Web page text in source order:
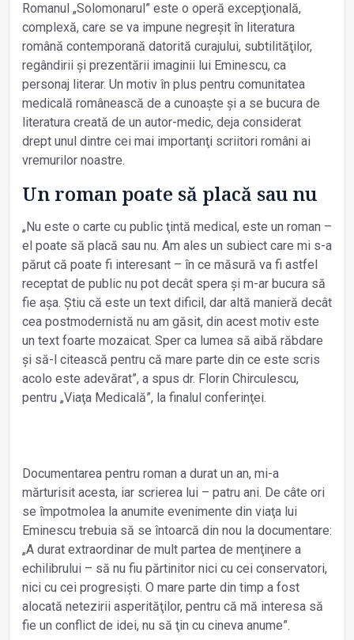
Romanul „Solomonarul” este o operă excepţională,
complexă, care se va impune negreșit în literatura
română contemporană datorită curajului, subtilităţilor,
regândirii și prezentării imaginii lui Eminescu, ca
personaj literar. Un motiv în plus pentru comunitatea
medicală românească de a cunoaște și a se bucura de
literatura creată de un autor-medic, deja considerat
drept unul dintre cei mai importanţi scriitori români ai
vremurilor noastre.
Un roman poate să placă sau nu
„Nu este o carte cu public ţintă medical, este un roman –
el poate să placă sau nu. Am ales un subiect care mi s-a
părut că poate fi interesant – în ce măsură va fi astfel
receptat de public nu pot decât spera și m-ar bucura să
fie așa. Știu că este un text dificil, dar altă manieră decât
cea postmodernistă nu am găsit, din acest motiv este
un text foarte mozaicat. Sper ca lumea să aibă răbdare
și să-l citească pentru că mare parte din ce este scris
acolo este adevărat”, a spus dr. Florin Chirculescu,
pentru „Viaţa Medicală”, la finalul conferinţei.
Documentarea pentru roman a durat un an, mi-a
mărturisit acesta, iar scrierea lui – patru ani. De câte ori
se împotmolea la anumite evenimente din viaţa lui
Eminescu trebuia să se întoarcă din nou la documentare:
„A durat extraordinar de mult partea de menţinere a
echilibrului – să nu fiu părtinitor nici cu cei conservatori,
nici cu cei progresiști. O mare parte din timp a fost
alocată netezirii asperităţilor, pentru că mă interesa să
fie un conflict de idei, nu să ţin cu cineva anume”.